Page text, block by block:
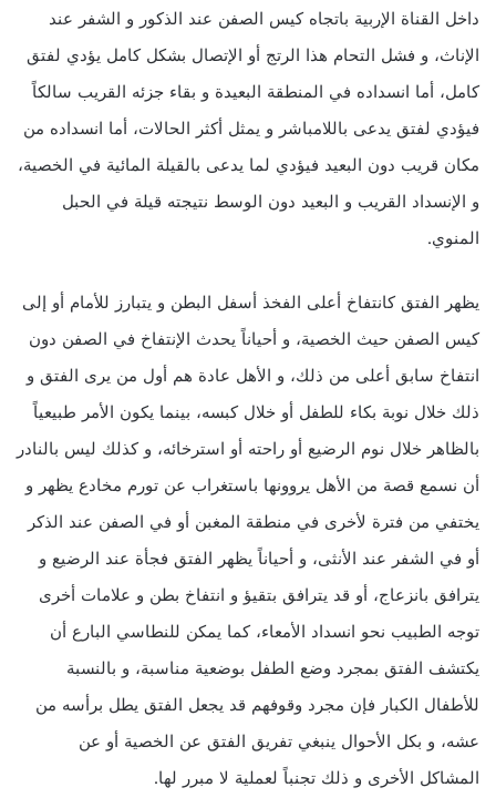
داخل القناة الإربية باتجاه كيس الصفن عند الذكور و الشفر عند
الإناث، و فشل التحام هذا الرتج أو الإتصال بشكل كامل يؤدي لفتق
كامل، أما انسداده في المنطقة البعيدة و بقاء جزئه القريب سالكاً
فيؤدي لفتق يدعى باللامباشر و يمثل أكثر الحالات، أما انسداده من
مكان قريب دون البعيد فيؤدي لما يدعى بالقيلة المائية في الخصية،
و الإنسداد القريب و البعيد دون الوسط نتيجته قيلة في الحبل
المنوي.
يظهر الفتق كانتفاخ أعلى الفخذ أسفل البطن و يتبارز للأمام أو إلى
كيس الصفن حيث الخصية، و أحياناً يحدث الإنتفاخ في الصفن دون
انتفاخ سابق أعلى من ذلك، و الأهل عادة هم أول من يرى الفتق و
ذلك خلال نوبة بكاء للطفل أو خلال كبسه، بينما يكون الأمر طبيعياً
بالظاهر خلال نوم الرضيع أو راحته أو استرخائه، و كذلك ليس بالنادر
أن نسمع قصة من الأهل يروونها باستغراب عن تورم مخادع يظهر و
يختفي من فترة لأخرى في منطقة المغبن أو في الصفن عند الذكر
أو في الشفر عند الأنثى، و أحياناً يظهر الفتق فجأة عند الرضيع و
يترافق بانزعاج، أو قد يترافق بتقيؤ و انتفاخ بطن و علامات أخرى
توجه الطبيب نحو انسداد الأمعاء، كما يمكن للنطاسي البارع أن
يكتشف الفتق بمجرد وضع الطفل بوضعية مناسبة، و بالنسبة
للأطفال الكبار فإن مجرد وقوفهم قد يجعل الفتق يطل برأسه من
عشه، و بكل الأحوال ينبغي تفريق الفتق عن الخصية أو عن
المشاكل الأخرى و ذلك تجنباً لعملية لا مبرر لها.